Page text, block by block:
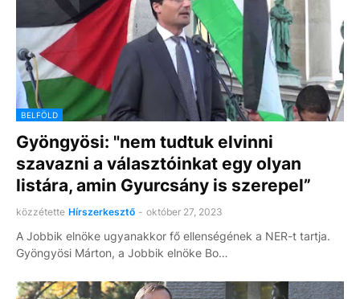
BELFÖLD
Gyöngyösi: "nem tudtuk elvinni
szavazni a választóinkat egy olyan
listára, amin Gyurcsány is szerepel”
közzétette Hírszerkesztő - október 27, 2023
A Jobbik elnöke ugyanakkor fő ellenségének a NER-t tartja.
Gyöngyösi Márton, a Jobbik elnöke Bo…